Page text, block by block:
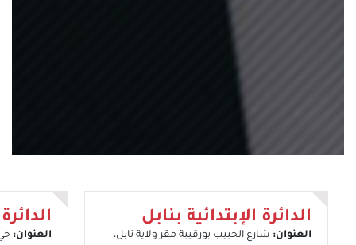
الدائرة الإبتدائية بنابل
العنوان: شارع الحبيب بورقيبة مقر ولاية نابل،
العنوان: